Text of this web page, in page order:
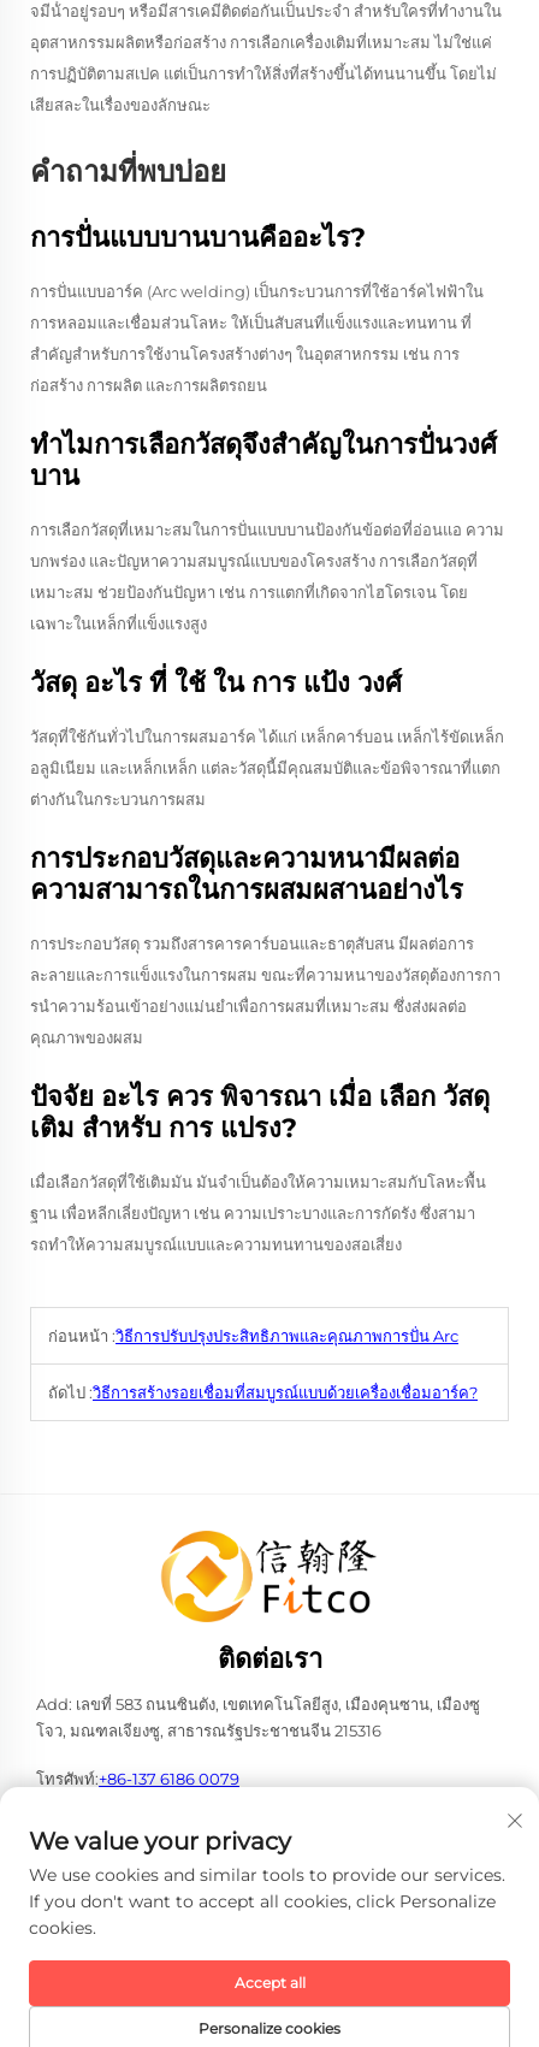
จมีน้ําอยู่รอบๆ หรือมีสารเคมีติดต่อกันเป็นประจํา สําหรับใครที่ทํางานใน
อุตสาหกรรมผลิตหรือก่อสร้าง การเลือกเครื่องเติมที่เหมาะสม ไม่ใช่แค่
การปฏิบัติตามสเปค แต่เป็นการทําให้สิ่งที่สร้างขึ้นได้ทนนานขึ้น โดยไม่
เสียสละในเรื่องของลักษณะ
คำถามที่พบบ่อย
การปั่นแบบบานบานคืออะไร?
การปั่นแบบอาร์ค (Arc welding) เป็นกระบวนการที่ใช้อาร์คไฟฟ้าใน
การหลอมและเชื่อมส่วนโลหะ ให้เป็นสับสนที่แข็งแรงและทนทาน ที่
สําคัญสําหรับการใช้งานโครงสร้างต่างๆ ในอุตสาหกรรม เช่น การ
ก่อสร้าง การผลิต และการผลิตรถยน
ทําไมการเลือกวัสดุจึงสําคัญในการปั่นวงศ์
บาน
การเลือกวัสดุที่เหมาะสมในการปั่นแบบบานป้องกันข้อต่อที่อ่อนแอ ความ
บกพร่อง และปัญหาความสมบูรณ์แบบของโครงสร้าง การเลือกวัสดุที่
เหมาะสม ช่วยป้องกันปัญหา เช่น การแตกที่เกิดจากไฮโดรเจน โดย
เฉพาะในเหล็กที่แข็งแรงสูง
วัสดุ อะไร ที่ ใช้ ใน การ แป้ง วงศ์
วัสดุที่ใช้กันทั่วไปในการผสมอาร์ค ได้แก่ เหล็กคาร์บอน เหล็กไร้ขัดเหล็ก
อลูมิเนียม และเหล็กเหล็ก แต่ละวัสดุนี้มีคุณสมบัติและข้อพิจารณาที่แตก
ต่างกันในกระบวนการผสม
การประกอบวัสดุและความหนามีผลต่อ
ความสามารถในการผสมผสานอย่างไร
การประกอบวัสดุ รวมถึงสารคารคาร์บอนและธาตุสับสน มีผลต่อการ
ละลายและการแข็งแรงในการผสม ขณะที่ความหนาของวัสดุต้องการกา
รนําความร้อนเข้าอย่างแม่นยําเพื่อการผสมที่เหมาะสม ซึ่งส่งผลต่อ
คุณภาพของผสม
ปัจจัย อะไร ควร พิจารณา เมื่อ เลือก วัสดุ
เติม สําหรับ การ แปรง?
เมื่อเลือกวัสดุที่ใช้เติมมัน มันจําเป็นต้องให้ความเหมาะสมกับโลหะพื้น
ฐาน เพื่อหลีกเลี่ยงปัญหา เช่น ความเปราะบางและการกัดรัง ซึ่งสามา
รถทําให้ความสมบูรณ์แบบและความทนทานของสอเสี่ยง
ก่อนหน้า :วิธีการปรับปรุงประสิทธิภาพและคุณภาพการปั่น Arc
ถัดไป :วิธีการสร้างรอยเชื่อมที่สมบูรณ์แบบด้วยเครื่องเชื่อมอาร์ค?
ติดต่อเรา
Add: เลขที่ 583 ถนนซินตัง, เขตเทคโนโลยีสูง, เมืองคุนซาน, เมืองซู
โจว, มณฑลเจียงซู, สาธารณรัฐประชาชนจีน 215316
โทรศัพท์:+86-137 6186 0079
[email protected]
ลิขสิทธิ์ © 2026 บริษัท เฟธ-ฮั่น อินเทลลิเจนท์ เทคโนโลยี จำกัด ทั้งหมด
We value your privacy
We use cookies and similar tools to provide our services.
If you don't want to accept all cookies, click Personalize
cookies.
Personalize cookies
Accept all